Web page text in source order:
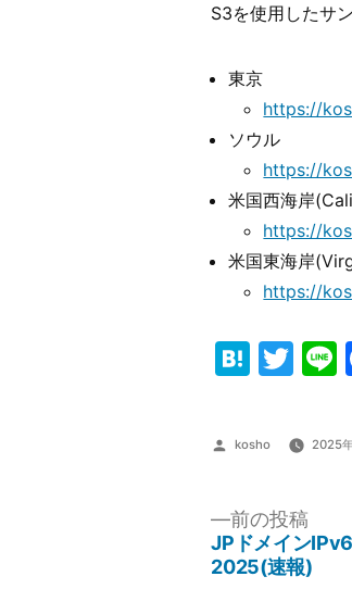
S3を使用したサ
東京
https://
ソウル
https://
米国西海岸
https://
米国東海岸
https://
投
kosho 2025
前の投稿
の
投
JPドメイン
2025(速報)